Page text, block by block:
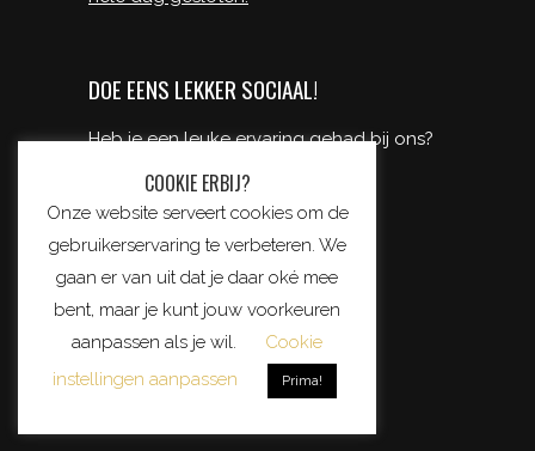
DOE EENS LEKKER SOCIAAL!
Heb je een leuke ervaring gehad bij ons?
COOKIE ERBIJ?
Onze website serveert cookies om de
gebruikerservaring te verbeteren. We
gaan er van uit dat je daar oké mee
bent, maar je kunt jouw voorkeuren
aanpassen als je wil.
Cookie
instellingen aanpassen
Prima!